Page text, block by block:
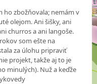
ho zbožňovala; nemám v
olejom. Ani šišky, ani
churros a ani langoše.
som ešte na
za úlohu pripraviť
projekt, takže aj to je
minulých). Nuž a keďže